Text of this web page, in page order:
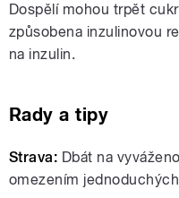
Dospělí mohou trpět
způsobena inzulinovou
na inzulin.
Rady a tipy
Strava: Dbát na
omezením